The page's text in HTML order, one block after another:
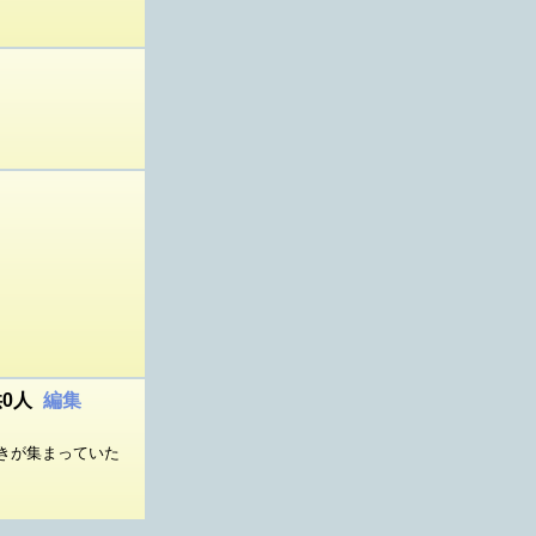
人 編集
が集まっていた